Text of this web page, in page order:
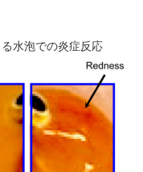
水泡での炎症反応